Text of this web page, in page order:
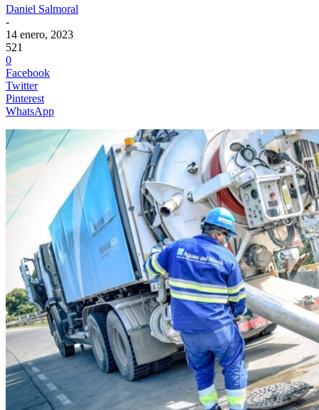
Daniel Salmoral
-
14 enero, 2023
521
0
Facebook
Twitter
Pinterest
WhatsApp